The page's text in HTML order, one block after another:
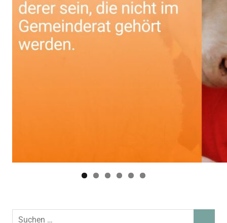
Suchen